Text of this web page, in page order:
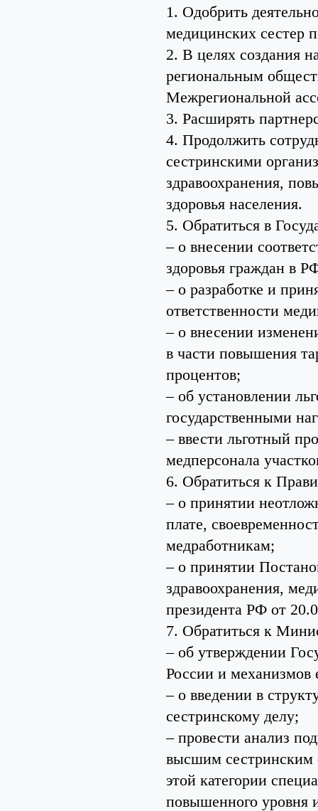
1. Одобрить
медицинских сестер
2. В целях создания
региональным
Межрегиональной
3. Расширять
4. Продолжить
сестринскими
здравоохранения,
здоровья населения.
5. Обратиться в
– о внесении
здоровья граждан в
– о разработке и
ответственности
– о внесении
в части повышения
процентов;
– об установлении
государственными
– ввести льготный
медперсонала
6. Обратиться к
– о принятии
плате,
медработникам;
– о принятии
здравоохранения,
президента РФ от
7. Обратиться к
– об утверждении
России и механизмов
– о введении в
сестринскому делу;
– провести анализ
высшим сестринским
этой категории
повышенного уровня